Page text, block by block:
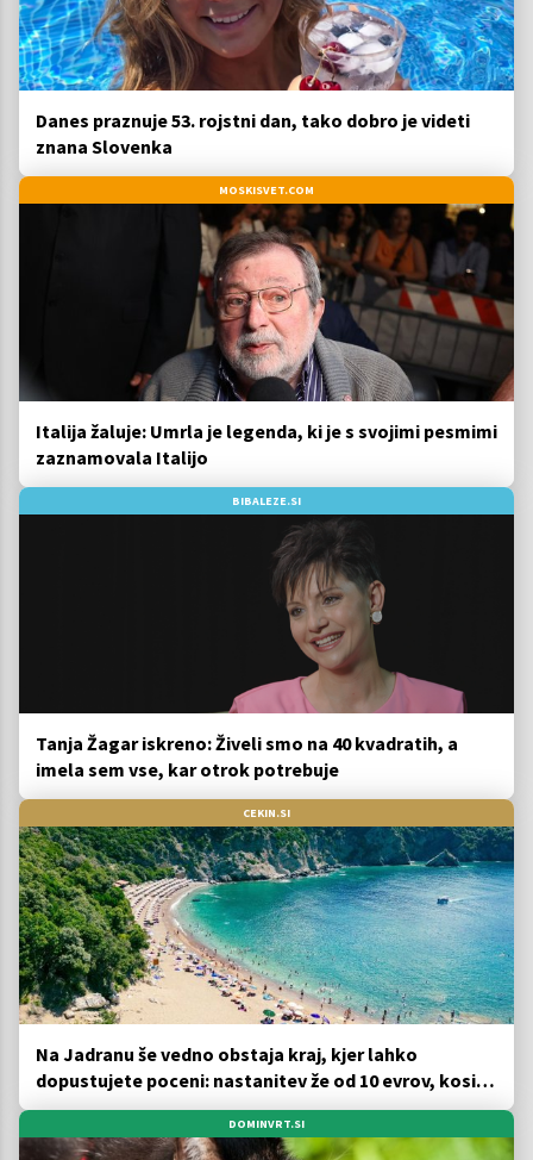
Danes praznuje 53. rojstni dan, tako dobro je videti
znana Slovenka
MOSKISVET.COM
Italija žaluje: Umrla je legenda, ki je s svojimi pesmimi
zaznamovala Italijo
BIBALEZE.SI
Tanja Žagar iskreno: Živeli smo na 40 kvadratih, a
imela sem vse, kar otrok potrebuje
CEKIN.SI
Na Jadranu še vedno obstaja kraj, kjer lahko
dopustujete poceni: nastanitev že od 10 evrov, kosilo
za pet evrov
DOMINVRT.SI